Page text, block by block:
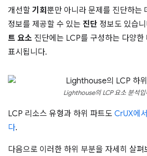
개선할 기회 뿐만 아니라 문제를 진단하는
정보를 제공할 수 있는 진단 정보도 있습
트 요소 진단에는 LCP를 구성하는 다양한
표시됩니다.
Lighthouse의 LCP 요소 분석입
LCP 리소스 유형과 하위 파트도 CrUX에
다.
다음으로 이러한 하위 부분을 자세히 살펴